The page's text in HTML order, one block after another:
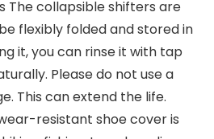
The collapsible shifters are
flexibly folded and stored in
it, you can rinse it with tap
Please do not use a
This can extend the life.
resistant shoe cover is